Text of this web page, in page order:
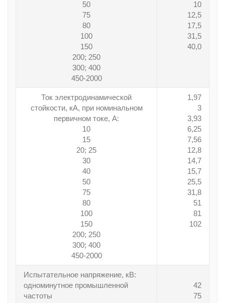
50
75
80
100
150
200; 250
300; 400
450-2000
10
12,5
17,5
31,5
40,0
Ток электродинамической
стойкости, кА, при номинальном
первичном токе, А:
10
15
20; 25
30
40
50
75
80
100
150
200; 250
300; 400
450-2000
1,97
3
3,93
6,25
7,56
12,8
14,7
15,7
25,5
31,8
51
81
102
Испытательное напряжение, кВ:
одноминутное промышленной
частоты
42
75